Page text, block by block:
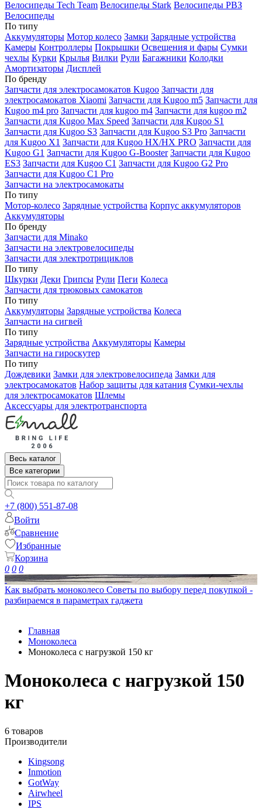
Велосипеды Tech Team Велосипеды Stark Велосипеды РВЗ
Велосипеды
По типу
Аккумуляторы Мотор колесо Замки Зарядные устройства
Камеры Контроллеры Покрышки Освещения и фары Сумки
чехлы Курки Крылья Вилки Рули Багажники Колодки
Амортизаторы Дисплей
По бренду
Запчасти для электросамокатов Kugoo Запчасти для
электросамокатов Xiaomi Запчасти для Kugoo m5 Запчасти для
Кugoo m4 pro Запчасти для kugoo m4 Запчасти для kugoo m2
Запчасти для Kugoo Max Speed Запчасти для Kugoo S1
Запчасти для Kugoo S3 Запчасти для Kugoo S3 Pro Запчасти
для Kugoo X1 Запчасти для Kugoo HX/HX PRO Запчасти для
Kugoo G1 Запчасти для Kugoo G-Booster Запчасти для Kugoo
ES3 Запчасти для Kugoo C1 Запчасти для Kugoo G2 Pro
Запчасти для Kugoo C1 Pro
Запчасти на электросамокаты
По типу
Мотор-колесо Зарядные устройства Корпус аккумуляторов
Аккумуляторы
По бренду
Запчасти для Minako
Запчасти на электровелосипеды
Запчасти для электротрициклов
По типу
Шкурки Деки Грипсы Рули Пеги Колеса
Запчасти для трюковых самокатов
По типу
Аккумуляторы Зарядные устройства Колеса
Запчасти на сигвей
По типу
Зарядные устройства Аккумуляторы Камеры
Запчасти на гироскутер
По типу
Дождевики Замки для электровелосипеда Замки для
электросамокатов Набор защиты для катания Сумки-чехлы
для электросамокатов Шлемы
Аксессуары для электротранспорта
Весь каталог
Все категории
+7 (800) 551-87-08
Войти
Сравнение
Избранные
Корзина
0 0 0
Как выбрать моноколесо Советы по выбору перед покупкой -
разбираемся в параметрах гаджета
Главная
Моноколеса
Моноколеса с нагрузкой 150 кг
Моноколеса с нагрузкой 150
кг
6 товаров
Производители
Kingsong
Inmotion
GotWay
Airwheel
IPS